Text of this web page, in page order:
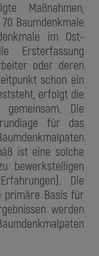
Maßnahmen,
Baumdenkmale
im Ost-
Ersterfassung
oder deren
schon ein
erfolgt die
Die
für das
ist eine solche
bewerkstelligen
Die
primäre Basis für
werden